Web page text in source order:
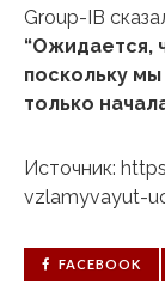
Group-IB
“Ожидается,
поскольку
только
Источник:
vzlamyvayut-
FACEBOOK